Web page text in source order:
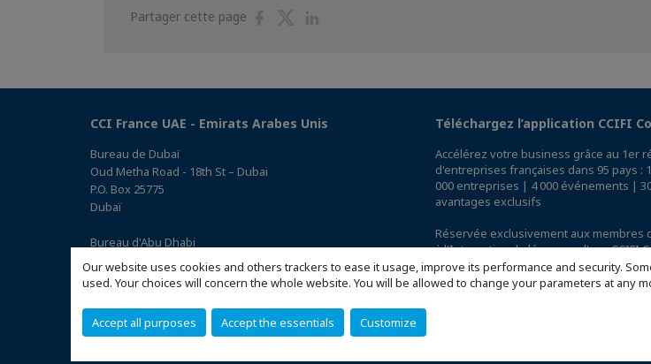
Our website uses cookies and others trackers to ease it usage, improve its performance and security.
used. Your choices will concern the whole website. You will be allowed to change your parameters at any
Accept all purposes Accept the essentials Customize
Partager cette page
PartagerPartager
CCI France UAE - Emirats Arabes Unis
Bureau de Dubaï
Oud Metha Road - 18th St – Dubai
P.O. Box 25775
Dubaï
Bureau d'Abu Dhabi
Office 05, 0 Floor, Building# 14, Hamad Suhail Al Khaily Est.,
junction of 12 Al Keebal St. and Al Meena St.
(Accéder au plan)
Téléchargez l’application CCIFI
Accélérez votre business grâce au 1er
d'entreprises françaises dans 95 pays :
000 entreprises | 4 000 événements |
avantages exclusifs
Réservée exclusivement aux membres
à l'International,découvrez l'app CCIFI